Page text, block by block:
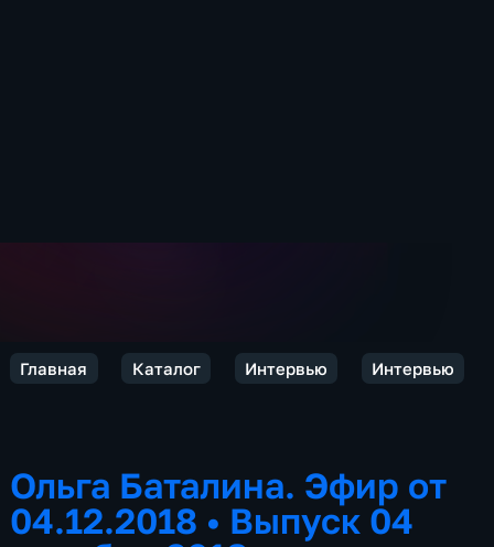
Главная Каталог Интервью Интервью
Ольга Баталина. Эфир от
04.12.2018 • Выпуск 04